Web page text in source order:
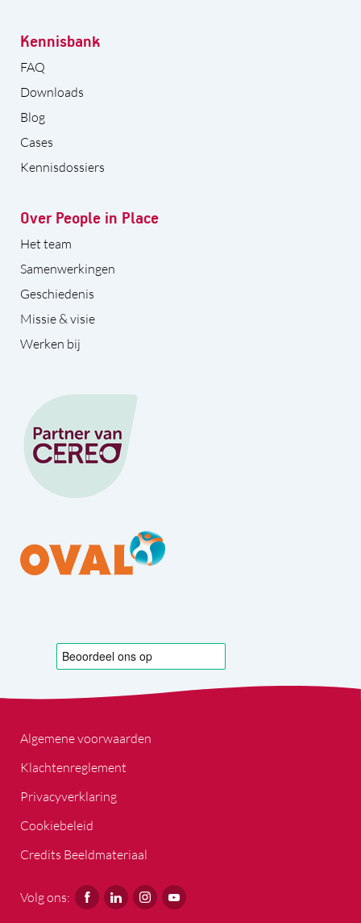
Kennisbank
FAQ
Downloads
Blog
Cases
Kennisdossiers
Over People in Place
Het team
Samenwerkingen
Geschiedenis
Missie & visie
Werken bij
Algemene voorwaarden
Klachtenreglement
Privacyverklaring
Cookiebeleid
Credits Beeldmateriaal
Volg ons: